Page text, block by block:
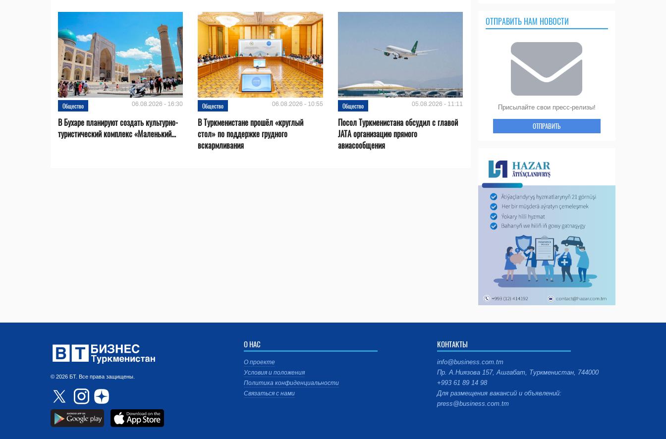
Общество 06.08.2026 - 16:30
В Бухаре планируют создать культурно-
туристический комплекс «Маленький...
Общество 06.08.2026 - 10:55
В Туркменистане прошёл «круглый
стол» по поддержке грудного
вскармливания
Общество 05.08.2026 - 11:11
Посол Туркменистана обсудил с главой
JATA организацию прямого
авиасообщения
ОТПРАВИТЬ НАМ НОВОСТИ
Присылайте свои пресс-релизы!
ОТПРАВИТЬ
© 2026 БТ. Все права защищены.
О НАС
О проекте
Условия и положения
Политика конфиденциальности
Связаться с нами
КОНТАКТЫ
info@business.com.tm
Пр. А.Ниязова 157, Ашгабат, Туркменистан, 744000
+993 61 89 14 98
Для размещения вакансий и объявлений:
press@business.com.tm